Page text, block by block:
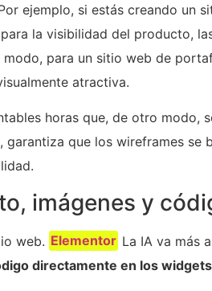
ejemplo, si estás creando un
la visibilidad del producto,
para un sitio web de
atractiva.
horas que, de otro modo,
que los wireframes se
imágenes y
web. Elementor La IA va más
directamente en los